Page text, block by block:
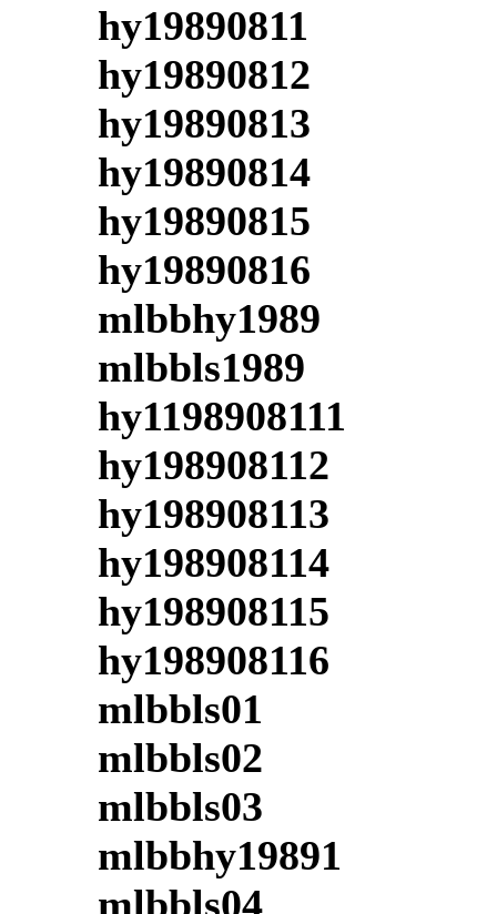
hy19890811
hy19890812
hy19890813
hy19890814
hy19890815
hy19890816
mlbbhy1989
mlbbls1989
hy1198908111
hy198908112
hy198908113
hy198908114
hy198908115
hy198908116
mlbbls01
mlbbls02
mlbbls03
mlbbhy19891
mlbbls04